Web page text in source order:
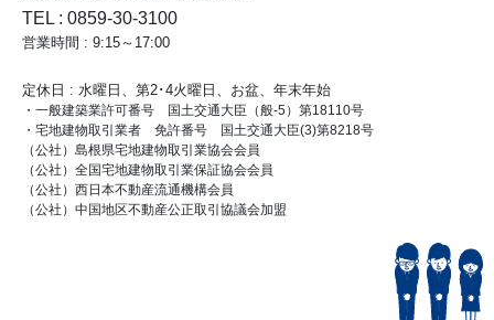
TEL : 0859-30-3100
営業時間 : 9:15～17:00
定休日 : 水曜日、第2･4火曜日、お盆、年末年始
・一般建築業許可番号 国土交通大臣（般-5）第18110号
・宅地建物取引業者 免許番号 国土交通大臣(3)第8218号
（公社）島根県宅地建物取引業協会会員
（公社）全国宅地建物取引業保証協会会員
（公社）西日本不動産流通機構会員
（公社）中国地区不動産公正取引協議会加盟